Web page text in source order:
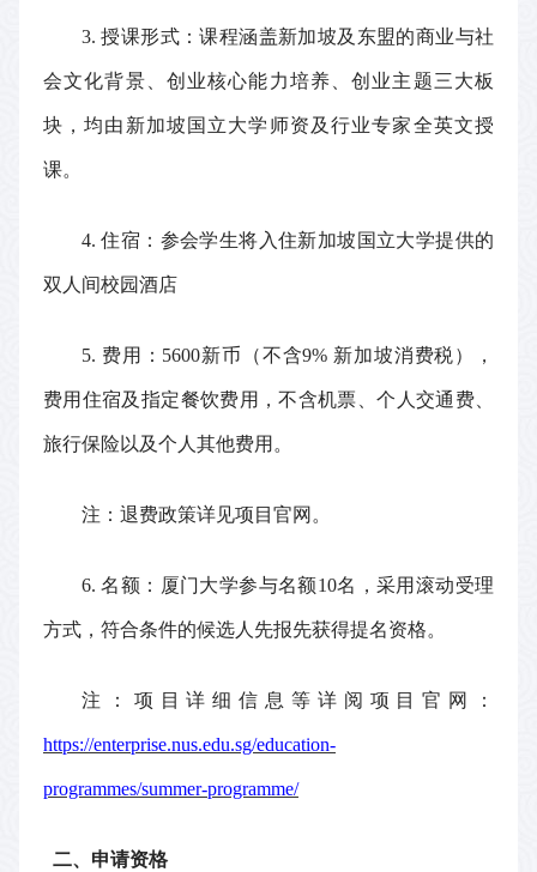
3.授课形式：课程涵盖新加坡及东盟的商业与社
会文化背景、创业核心能力培养、创业主题三大板
块，均由新加坡国立大学师资及行业专家全英文授
课。
4.住宿：参会学生将入住新加坡国立大学提供的
双人间校园酒店
5. 费用： 5600新币（不含9% 新加坡消费税），
费用住宿及指定餐饮费用，不含机票、个人交通费、
旅行保险以及个人其他费用。
注：退费政策详见项目官网。
6.名额：厦门大学参与名额10名，采用滚动受理
方式，符合条件的候选人先报先获得提名资格。
注：项目详细信息等详阅项目官网：
https://enterprise.nus.edu.sg/education-
programmes/summer-programme/
二、申请资格